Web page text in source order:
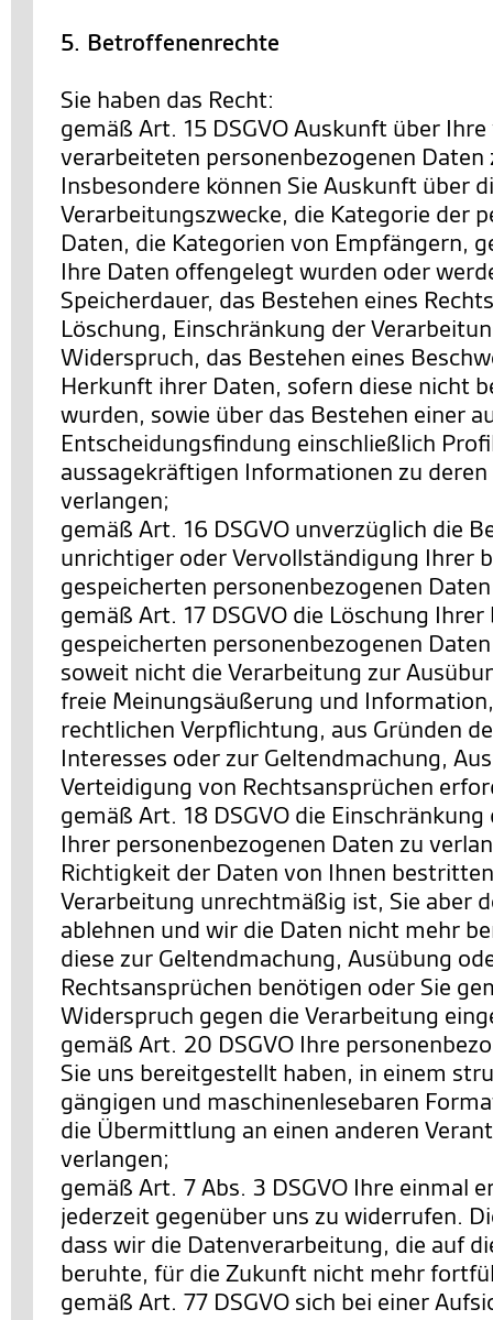
5. Betroffenenrechte
Sie haben das Recht:
gemäß Art. 15 DSGVO Auskunft über
verarbeiteten personenbezogenen Daten
Insbesondere können Sie Auskunft über
Verarbeitungszwecke, die Kategorie der
Daten, die Kategorien von Empfängern,
Ihre Daten offengelegt wurden oder
Speicherdauer, das Bestehen eines
Löschung, Einschränkung der
Widerspruch, das Bestehen eines
Herkunft ihrer Daten, sofern diese nicht
wurden, sowie über das Bestehen einer
Entscheidungsfindung einschließlich
aussagekräftigen Informationen zu
verlangen;
gemäß Art. 16 DSGVO unverzüglich die
unrichtiger oder Vervollständigung Ihrer
gespeicherten personenbezogenen
gemäß Art. 17 DSGVO die Löschung Ihrer
gespeicherten personenbezogenen
soweit nicht die Verarbeitung zur
freie Meinungsäußerung und
rechtlichen Verpflichtung, aus Gründen
Interesses oder zur Geltendmachung,
Verteidigung von Rechtsansprüchen
gemäß Art. 18 DSGVO die
Ihrer personenbezogenen Daten zu
Richtigkeit der Daten von Ihnen
Verarbeitung unrechtmäßig ist, Sie aber
ablehnen und wir die Daten nicht mehr
diese zur Geltendmachung, Ausübung
Rechtsansprüchen benötigen oder Sie
Widerspruch gegen die Verarbeitung
gemäß Art. 20 DSGVO Ihre
Sie uns bereitgestellt haben, in einem
gängigen und maschinenlesebaren
die Übermittlung an einen anderen
verlangen;
gemäß Art. 7 Abs. 3 DSGVO Ihre einmal
jederzeit gegenüber uns zu widerrufen.
dass wir die Datenverarbeitung, die auf
beruhte, für die Zukunft nicht mehr
gemäß Art. 77 DSGVO sich bei einer